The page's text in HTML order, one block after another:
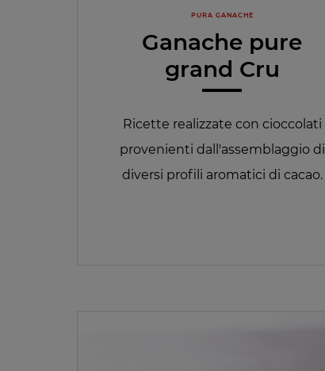
PURA GANACHE
Ganache pure
grand Cru
Ricette realizzate con cioccolati
provenienti dall'assemblaggio di
diversi profili aromatici di cacao.